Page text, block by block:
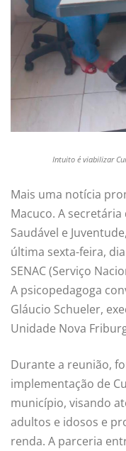
Intuito é viabilizar
Mais uma notícia
Macuco. A
Saudável e
última sexta-feira,
SENAC (Serviço
A psicopedagoga
Gláucio Schueler,
Unidade Nova
Durante a reunião,
implementação de
município, visando
adultos e idosos e
renda. A parceria